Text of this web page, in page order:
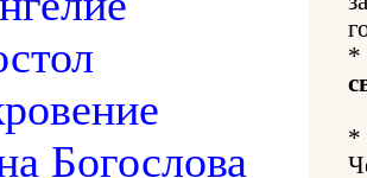
Богослова
*
*